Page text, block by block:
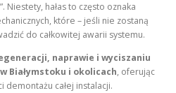
Niestety, hałas to często oznaka
które – jeśli nie zostaną
do całkowitej awarii systemu.
naprawie i wyciszaniu
Białymstoku i okolicach, oferując
całej instalacji.